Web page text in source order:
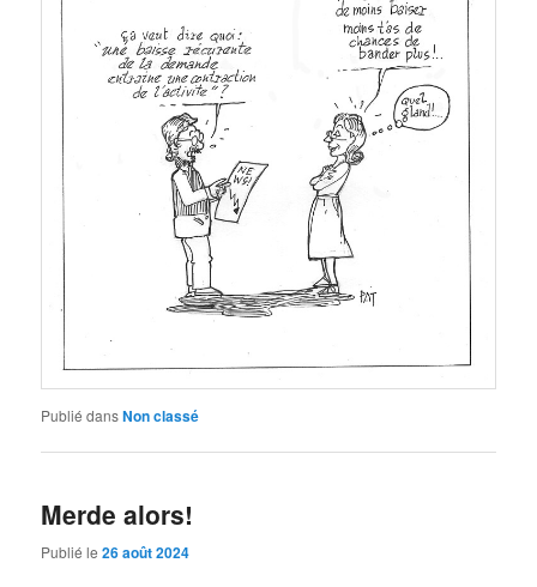
Publié dansNon classé
Merde alors!
Publié le26 août 2024